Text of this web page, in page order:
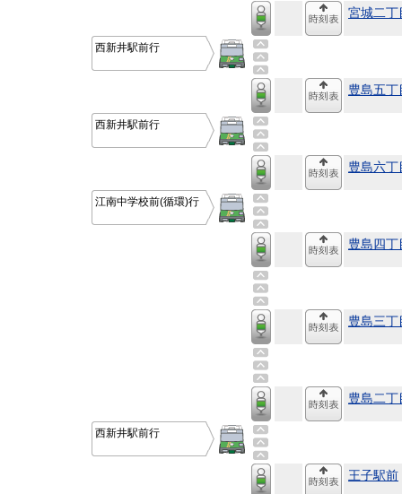
宮城二丁
西新井駅前行
豊島五丁
西新井駅前行
豊島六丁
江南中学校前(循環)行
豊島四丁
豊島三丁
豊島二丁
西新井駅前行
王子駅前